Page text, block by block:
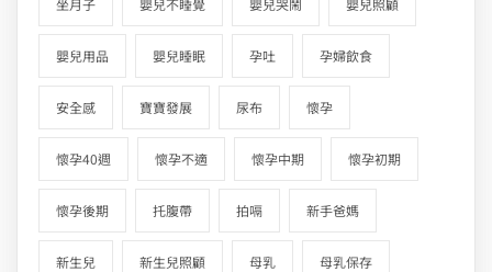
嬰兒用品 嬰兒睡眠 孕吐 孕婦飲食
安全感 寶寶發展 尿布 懷孕
懷孕40週 懷孕不適 懷孕中期 懷孕初期
懷孕後期 托腹帶 拍嗝 新手爸媽
新生兒 新生兒照顧 母乳 母乳保存